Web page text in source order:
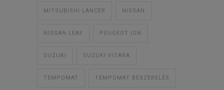
MITSUBISHI LANCER NISSAN
NISSAN LEAF PEUGEOT ION
SUZUKI SUZUKI VITARA
TEMPOMAT TEMPOMAT BESZERELÉS